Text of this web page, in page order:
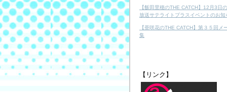
【飯田里穂のTHE CATCH】12月3日
放送サテライトプラスイベントのお知
【亜咲花のTHE CATCH】第３５回メ
集
【リンク】